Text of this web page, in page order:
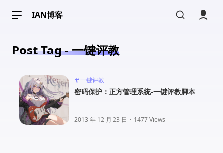
IAN博客
Post Tag - 一键评教
一键评教
密码保护：正方管理系统-一键评教脚本
2013 年 12 月 23 日 · 1477 Views